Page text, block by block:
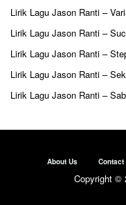
Lirik Lagu Jason Ranti –
Lirik Lagu Jason Ranti –
Lirik Lagu Jason Ranti –
Lirik Lagu Jason Ranti –
Lirik Lagu Jason Ranti –
About Us Contact
Copyright ©